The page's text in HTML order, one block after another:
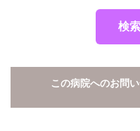
検
この病院へのお問